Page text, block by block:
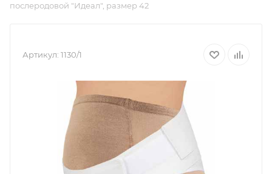
послеродовой "Идеал", размер 42
Артикул: 1130/1